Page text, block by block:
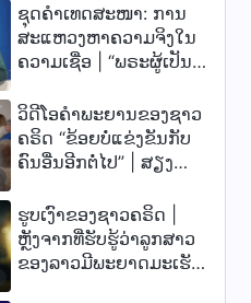
ຊຸດຄຳເທດສະໜາ: ການ
ສະແຫວງຫາຄວາມຈິງໃນ
ຄວາມເຊື່ອ | “ພຣະຜູ້ເປັນ
ເມກແທ້ໆບໍ?”
ວິດີໂອຄຳພະຍານຂອງຊາວ
ຄຣິດ “ຂ້ອຍບໍ່ແຂ່ງຂັນກັບ
ຄົນອື່ນອີກຕໍ່ໄປ” | ສຽງ
2026
ຮູບເງົາຂອງຊາວຄຣິດ |
ຫຼັງຈາກທີ່ຮັບຮູ້ວ່າລູກສາວ
ຂອງລາວມີພະຍາດມະເຮັງ